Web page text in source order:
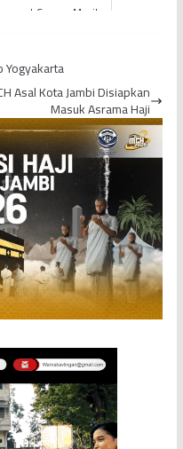
Corona Masih
Yogyakarta
Asal Kota Jambi Disiapkan
Masuk Asrama Haji